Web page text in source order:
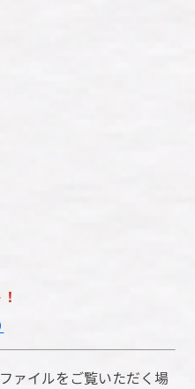
ァイルをご覧いただく場